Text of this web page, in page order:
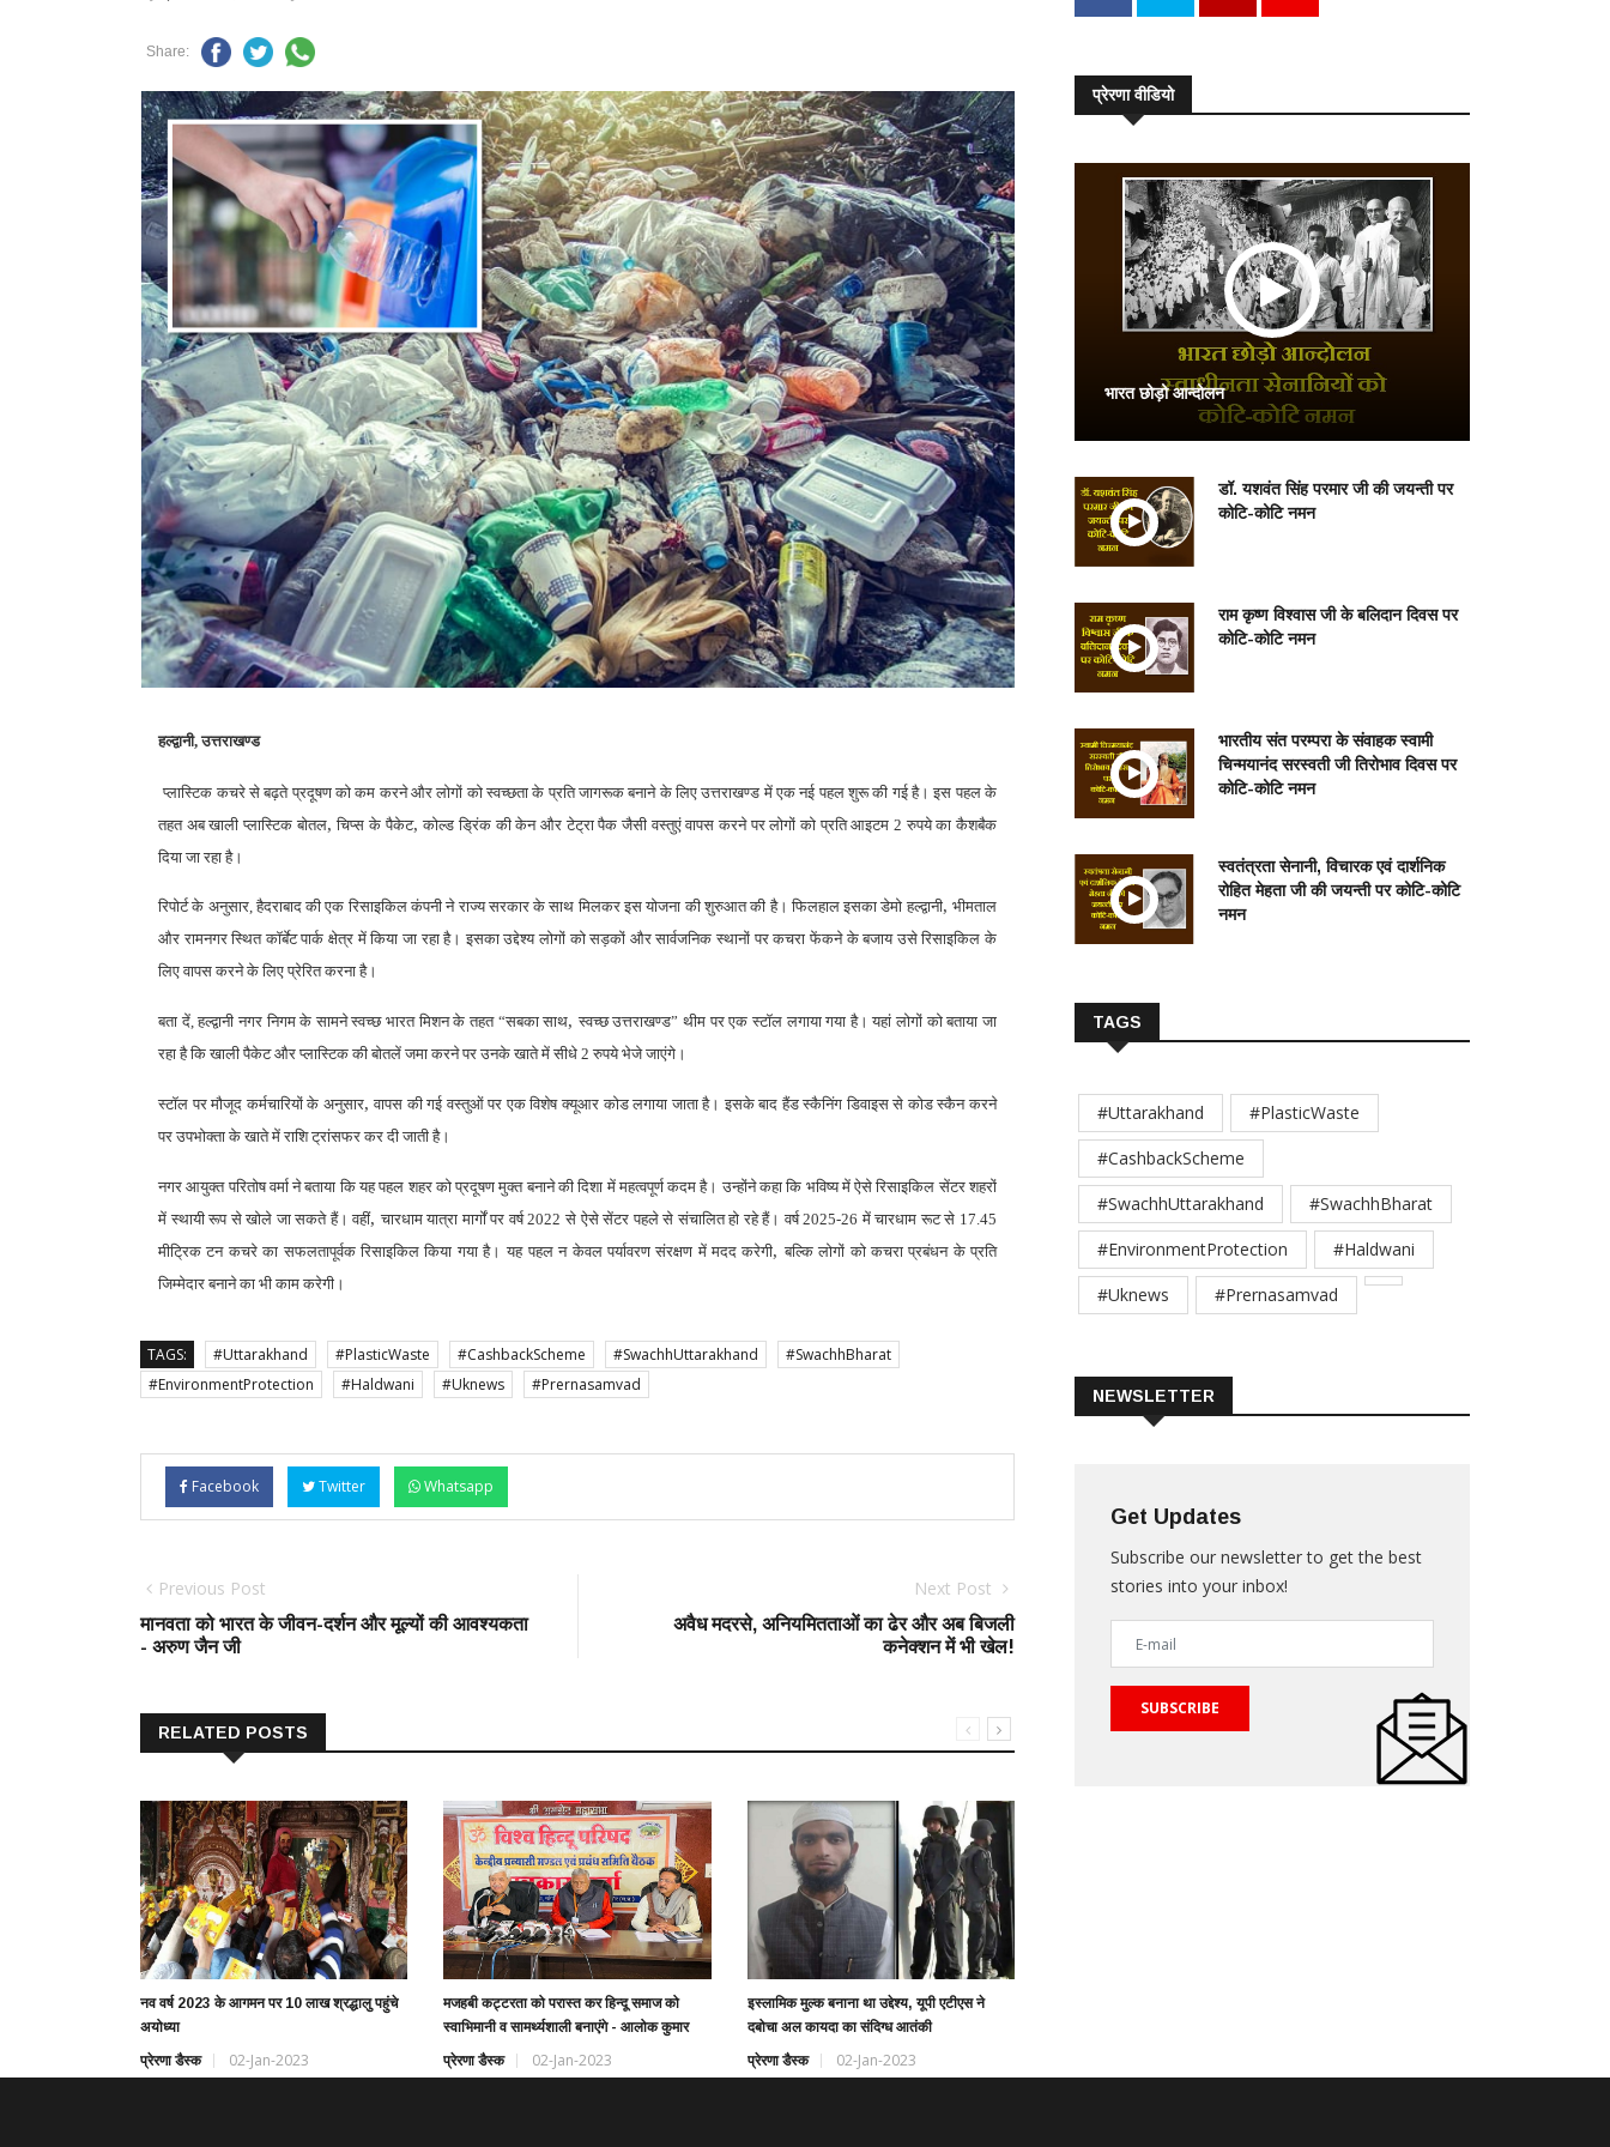
Share:
हल्द्वानी, उत्तराखण्ड
प्लास्टिक कचरे से बढ़ते प्रदूषण को कम करने और लोगों को स्वच्छता के प्रति जागरूक बनाने के लिए उत्तराखण्ड में एक नई पहल शुरू की गई है। इस पहल के
तहत अब खाली प्लास्टिक बोतल,चिप्स के पैकेट,कोल्ड ड्रिंक की केन और टेट्रा पैक जैसी वस्तुएं वापस करने पर लोगों को प्रति आइटम 2 रुपये का कैशबैक
दिया जा रहा है।
रिपोर्ट के अनुसार, हैदराबाद की एक रिसाइकिल कंपनी ने राज्य सरकार के साथ मिलकर इस योजना की शुरुआत की है। फिलहाल इसका डेमो हल्द्वानी,भीमताल
और रामनगर स्थित कॉर्बेट पार्क क्षेत्र में किया जा रहा है। इसका उद्देश्य लोगों को सड़कों और सार्वजनिक स्थानों पर कचरा फेंकने के बजाय उसे रिसाइकिल के
लिए वापस करने के लिए प्रेरित करना है।
बता दें, हल्द्वानी नगर निगम के सामने स्वच्छ भारत मिशन के तहत “सबका साथ,स्वच्छ उत्तराखण्ड” थीम पर एक स्टॉल लगाया गया है। यहां लोगों को बताया जा
रहा है कि खाली पैकेट और प्लास्टिक की बोतलें जमा करने पर उनके खाते में सीधे 2 रुपये भेजे जाएंगे।
स्टॉल पर मौजूद कर्मचारियों के अनुसार,वापस की गई वस्तुओं पर एक विशेष क्यूआर कोड लगाया जाता है। इसके बाद हैंड स्कैनिंग डिवाइस से कोड स्कैन करने
पर उपभोक्ता के खाते में राशि ट्रांसफर कर दी जाती है।
नगर आयुक्त परितोष वर्मा ने बताया कि यह पहल शहर को प्रदूषण मुक्त बनाने की दिशा में महत्वपूर्ण कदम है। उन्होंने कहा कि भविष्य में ऐसे रिसाइकिल सेंटर शहरों
में स्थायी रूप से खोले जा सकते हैं। वहीं,चारधाम यात्रा मार्गों पर वर्ष 2022 से ऐसे सेंटर पहले से संचालित हो रहे हैं। वर्ष 2025-26 में चारधाम रूट से 17.45
मीट्रिक टन कचरे का सफलतापूर्वक रिसाइकिल किया गया है। यह पहल न केवल पर्यावरण संरक्षण में मदद करेगी,बल्कि लोगों को कचरा प्रबंधन के प्रति
जिम्मेदार बनाने का भी काम करेगी।
TAGS: #Uttarakhand #PlasticWaste #CashbackScheme #SwachhUttarakhand
#SwachhBharat
#EnvironmentProtection
#Haldwani #Uknews #Prernasamvad
Facebook Twitter Whatsapp
Previous Post
मानवता को भारत के जीवन-दर्शन और मूल्यों की आवश्यकता
- अरुण जैन जी
Next Post
अवैध मदरसे, अनियमितताओं का ढेर और अब बिजली
कनेक्शन में भी खेल!
RELATED POSTS
नव वर्ष 2023 के आगमन पर 10 लाख श्रद्धालु पहुंचे
अयोध्या
प्रेरणा डैस्क 02-Jan-2023
मजहबी कट्टरता को परास्त कर हिन्दू समाज को
स्वाभिमानी व सामर्थ्यशाली बनाएंगे - आलोक कुमार
प्रेरणा डैस्क 02-Jan-2023
इस्लामिक मुल्क बनाना था उद्देश्य, यूपी एटीएस ने
दबोचा अल कायदा का संदिग्ध आतंकी
प्रेरणा डैस्क 02-Jan-2023
प्रेरणा वीडियो
भारत छोड़ो आन्दोलन
डॉ. यशवंत सिंह परमार जी की जयन्ती पर
कोटि-कोटि नमन
राम कृष्ण विश्वास जी के बलिदान दिवस पर
कोटि-कोटि नमन
भारतीय संत परम्परा के संवाहक स्वामी
चिन्मयानंद सरस्वती जी तिरोभाव दिवस पर
कोटि-कोटि नमन
स्वतंत्रता सेनानी, विचारक एवं दार्शनिक
रोहित मेहता जी की जयन्ती पर कोटि-कोटि
नमन
TAGS
#Uttarakhand
#PlasticWaste
#CashbackScheme
#SwachhUttarakhand
#SwachhBharat
#EnvironmentProtection
#Haldwani
#Uknews
#Prernasamvad
NEWSLETTER
Get Updates
Subscribe our newsletter to get the best
stories into your inbox!
SUBSCRIBE